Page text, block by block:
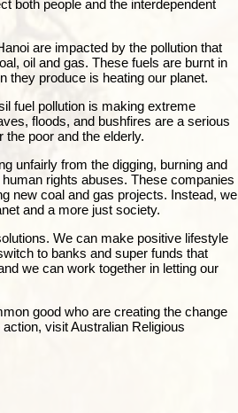
both people and the interdependent
are impacted by the pollution that
oil and gas. These fuels are burnt in
they produce is heating our planet.
fuel pollution is making extreme
floods, and bushfires are a serious
poor and the elderly.
unfairly from the digging, burning and
rights abuses. These companies
new coal and gas projects. Instead, we
and a more just society.
We can make positive lifestyle
to banks and super funds that
we canwork together in letting our
good who are creating the change
visit Australian Religious